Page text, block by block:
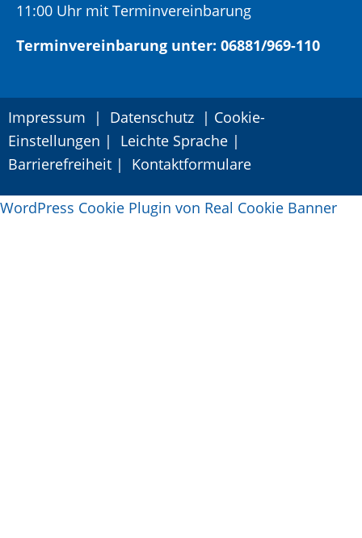
11:00 Uhr mit Terminvereinbarung
Terminvereinbarung unter: 06881/969-110
Impressum | Datenschutz | Cookie-
Einstellungen | Leichte Sprache |
Barrierefreiheit | Kontaktformulare
WordPress Cookie Plugin von Real Cookie Banner